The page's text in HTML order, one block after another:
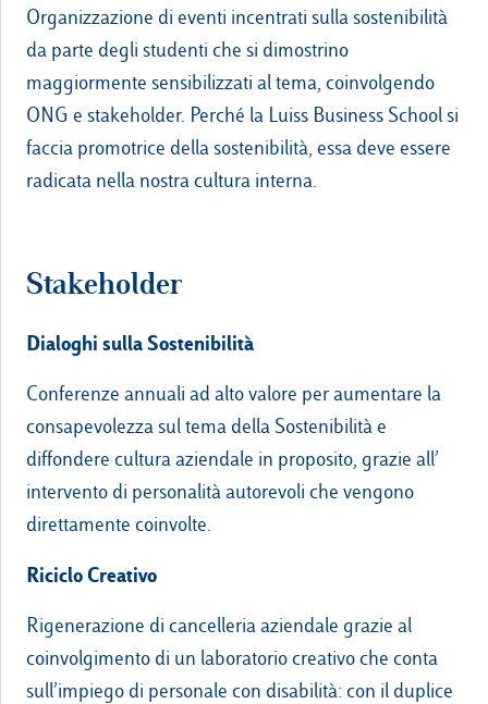
Organizzazione di eventi incentrati sulla sostenibilità
da parte degli studenti che si dimostrino
maggiormente sensibilizzati al tema, coinvolgendo
ONG e stakeholder. Perché la Luiss Business School si
faccia promotrice della sostenibilità, essa deve essere
radicata nella nostra cultura interna.
Stakeholder
Dialoghi sulla Sostenibilità
Conferenze annuali ad alto valore per aumentare la
consapevolezza sul tema della Sostenibilità e
diffondere cultura aziendale in proposito, grazie all’
intervento di personalità autorevoli che vengono
direttamente coinvolte.
Riciclo Creativo
Rigenerazione di cancelleria aziendale grazie al
coinvolgimento di un laboratorio creativo che conta
sull’impiego di personale con disabilità: con il duplice